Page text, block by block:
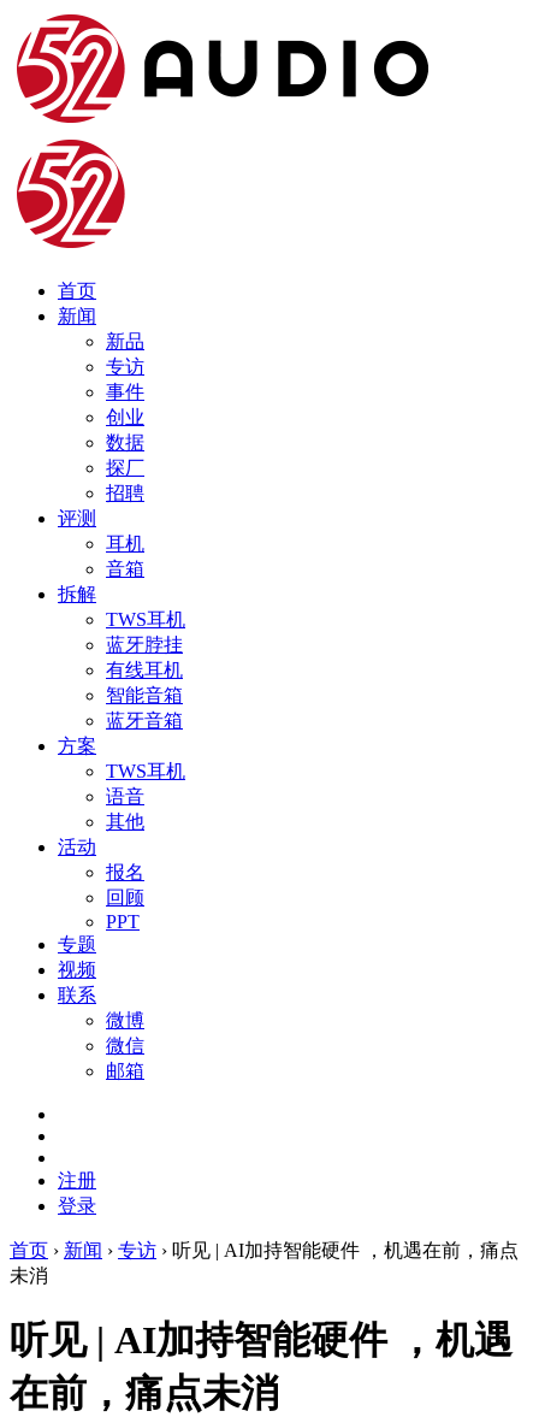
首页
新闻
新品
专访
事件
创业
数据
探厂
招聘
评测
耳机
音箱
拆解
TWS耳机
蓝牙脖挂
有线耳机
智能音箱
蓝牙音箱
方案
TWS耳机
语音
其他
活动
报名
回顾
PPT
专题
视频
联系
微博
微信
邮箱
注册
登录
首页 › 新闻 › 专访 › 听见 | AI加持智能硬件 ，机遇在前，痛点
未消
听见 | AI加持智能硬件 ，机遇
在前，痛点未消